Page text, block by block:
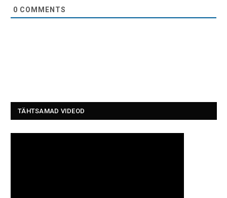
0 COMMENTS
TÄHTSAMAD VIDEOD